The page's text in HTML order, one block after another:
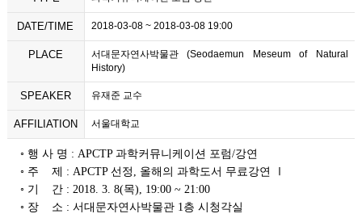
DATE/TIME 2018-03-08 ~ 2018-03-08 19:00
PLACE
서대문자연사박물관 (Seodaemun Meseum of Natural
History)
SPEAKER 유재준 교수
AFFILIATION 서울대학교
◦ 행 사 명 : APCTP 과학커뮤니케이션 포럼/강연
◦ 주 제 : APCTP 선정, 올해의 과학도서 무료강연 Ⅰ
◦ 기 간 : 2018. 3. 8(목), 19:00 ~ 21:00
◦ 장 소 : 서대문자연사박물관 1층 시청각실